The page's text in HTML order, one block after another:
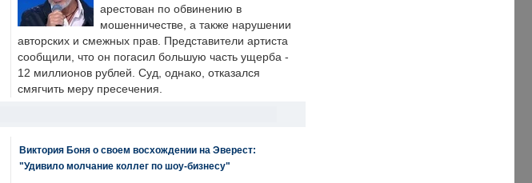
арестован по обвинению в
мошенничестве, а также нарушении
авторских и смежных прав. Представители артиста
сообщили, что он погасил большую часть ущерба -
12 миллионов рублей. Суд, однако, отказался
смягчить меру пресечения.
Виктория Боня о своем восхождении на Эверест:
"Удивило молчание коллег по шоу-бизнесу"